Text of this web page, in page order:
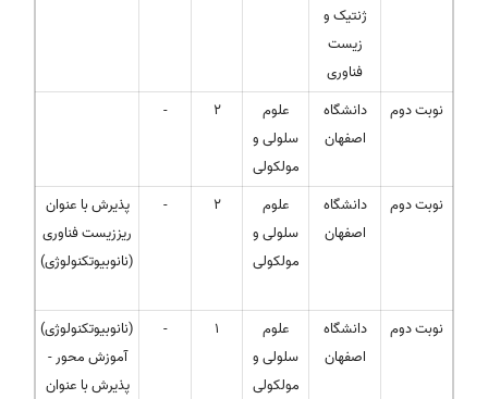
ژنتیک و
زیست
فناوری
نوبت دوم
دانشگاه
اصفهان
علوم
سلولی و
مولکولی
2
-
نوبت دوم
دانشگاه
اصفهان
علوم
سلولی و
مولکولی
2
-
پذیرش با عنوان
ریززیست فناوری
(نانوبیوتکنولوژی)
نوبت دوم
دانشگاه
اصفهان
علوم
سلولی و
مولکولی
1
-
(نانوبیوتکنولوژی)
- آموزش محور
پذیرش با عنوان